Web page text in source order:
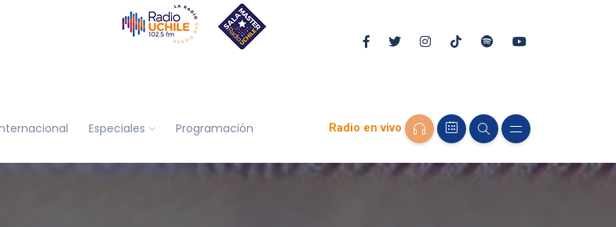
Especiales Programación Radio en vivo